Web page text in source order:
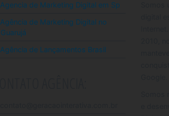
Agencia de Marketing Digital em Sp
Agência de Marketing Digital no
Guarujá
Agência de Lançamentos Brasil